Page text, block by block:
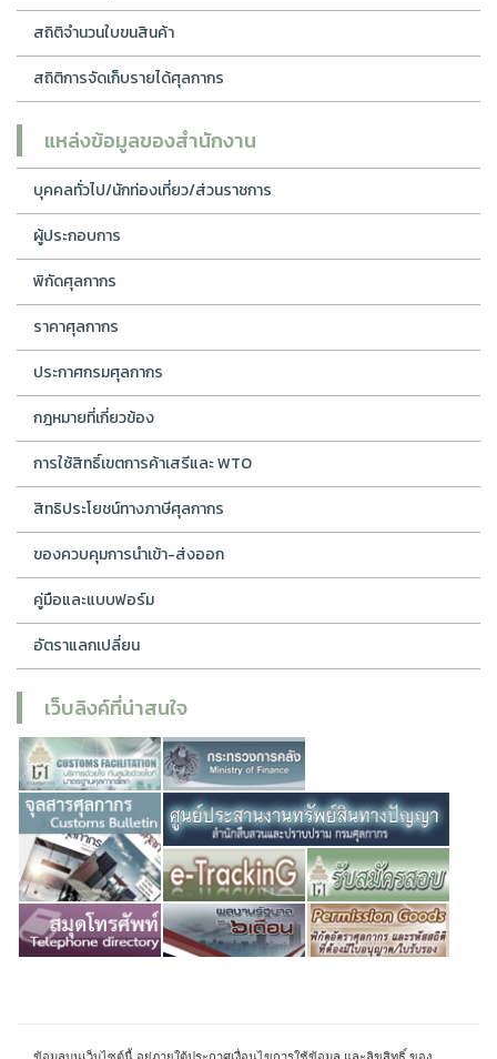
สถิติจำนวนใบขนสินค้า
สถิติการจัดเก็บรายได้ศุลกากร
แหล่งข้อมูลของสำนักงาน
บุคคลทั่วไป/นักท่องเที่ยว/ส่วนราชการ
ผู้ประกอบการ
พิกัดศุลกากร
ราคาศุลกากร
ประกาศกรมศุลกากร
กฎหมายที่เกี่ยวข้อง
การใช้สิทธิ์เขตการค้าเสรีและ WTO
สิทธิประโยชน์ทางภาษีศุลกากร
ของควบคุมการนำเข้า-ส่งออก
คู่มือและแบบฟอร์ม
อัตราแลกเปลี่ยน
เว็บลิงค์ที่น่าสนใจ
ข้อมูลบนเว็บไซต์นี้ อยู่ภายใต้ประกาศเงื่อนไขการใช้ข้อมูล และลิขสิทธิ์ ของ